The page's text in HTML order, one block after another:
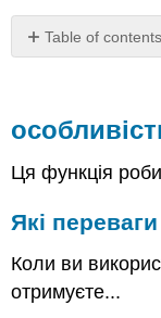
Table of contents
переваги
дає
функція?
функцію?
Ця функція
Які
Коли ви
отримуєте...